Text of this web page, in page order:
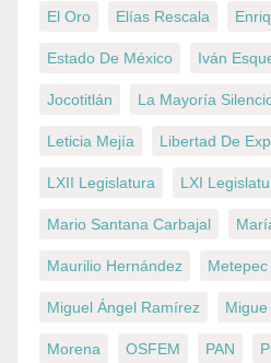
El Oro Elías Rescala
Estado De México Iván
Jocotitlán La Mayoría
Leticia Mejía Libertad De
LXII Legislatura LXI
Mario Santana Carbajal
Maurilio Hernández Metepec
Miguel Ángel Ramírez
Morena OSFEM PAN